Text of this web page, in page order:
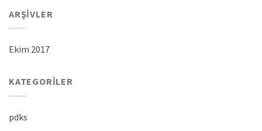
ARŞIVLER
Ekim 2017
KATEGORILER
pdks